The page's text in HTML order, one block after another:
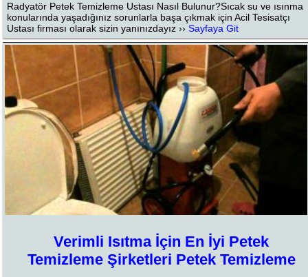
Radyatör Petek Temizleme Ustası Nasıl Bulunur?Sıcak su ve ısınma
konularında yaşadığınız sorunlarla başa çıkmak için Acil Tesisatçı
Ustası firması olarak sizin yanınızdayız ››Sayfaya Git
Verimli Isıtma İçin En İyi Petek
Temizleme Şirketleri Petek Temizleme